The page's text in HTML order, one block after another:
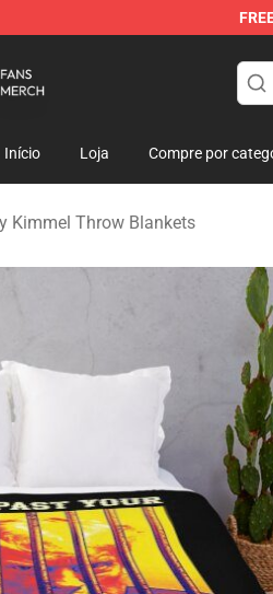
Início Loja Compre por
Kimmel Throw Blankets